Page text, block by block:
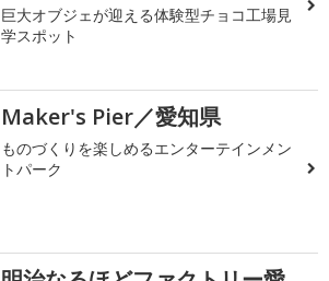
巨大オブジェが迎える体験型チョコ工場見
学スポット
Maker's Pier／愛知県
ものづくりを楽しめるエンターテインメン
トパーク